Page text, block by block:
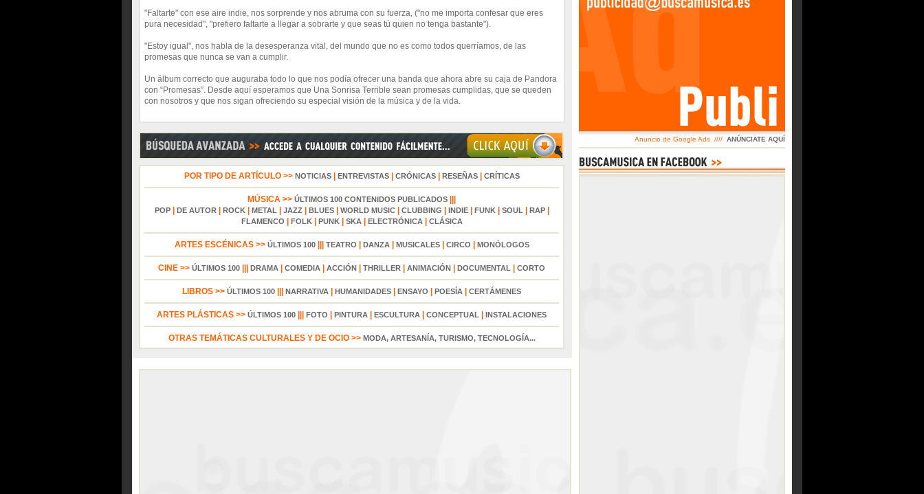
"Faltarte" con ese aire indie, nos sorprende y nos abruma con su fuerza, ("no me importa confesar que eres
pura necesidad", "prefiero faltarte a llegar a sobrarte y que seas tú quien no tenga bastante").
"Estoy igual", nos habla de la desesperanza vital, del mundo que no es como todos querríamos, de las
promesas que nunca se van a cumplir.
Un álbum correcto que auguraba todo lo que nos podía ofrecer una banda que ahora abre su caja de Pandora
con “Promesas”. Desde aquí esperamos que Una Sonrisa Terrible sean promesas cumplidas, que se queden
con nosotros y que nos sigan ofreciendo su especial visión de la música y de la vida.
POR TIPO DE ARTÍCULO >> NOTICIAS| ENTREVISTAS| CRÓNICAS| RESEÑAS| CRÍTICAS
MÚSICA >> ÚLTIMOS 100 CONTENIDOS PUBLICADOS
POP| DE AUTOR| ROCK| METAL| JAZZ| BLUES| WORLD MUSIC| CLUBBING INDIE| FUNK| SOUL| RAP|
FLAMENCO FOLK| PUNK| SKA| ELECTRÓNICA| CLÁSICA
ARTES ESCÉNICAS >> ÚLTIMOS 100||| TEATRO DANZA| MUSICALES| CIRCO MONÓLOGOS
CINE >> ÚLTIMOS 100 DRAMA COMEDIA ACCIÓN THRILLER ANIMACIÓN DOCUMENTAL CORTO
LIBROS >> ÚLTIMOS 100 NARRATIVA HUMANIDADES ENSAYO POESÍA CERTÁMENES
ARTES PLÁSTICAS >> ÚLTIMOS 100 FOTO PINTURA ESCULTURA CONCEPTUAL INSTALACIONES
OTRAS TEMÁTICAS CULTURALES Y DE OCIO >> MODA, ARTESANÍA, TURISMO, TECNOLOGÍA...
Anuncio de Google Ads //// ANÚNCIATE AQUÍ